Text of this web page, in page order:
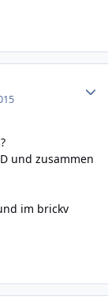
und zusammen
im brickv